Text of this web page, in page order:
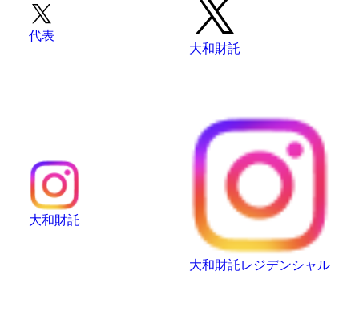
代表
大和財託
大和財託
大和財託レジデンシャル